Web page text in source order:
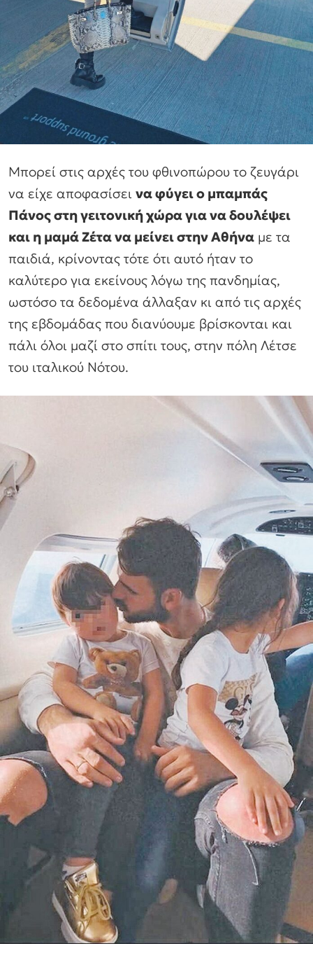
Μπορεί στις αρχές του φθινοπώρου το ζευγάρι
να είχε αποφασίσει να φύγει ο μπαμπάς
Πάνος στη γειτονική χώρα για να δουλέψει
και η μαμά Ζέτα να μείνει στην Αθήνα με τα
παιδιά, κρίνοντας τότε ότι αυτό ήταν το
καλύτερο για εκείνους λόγω της πανδημίας,
ωστόσο τα δεδομένα άλλαξαν κι από τις αρχές
της εβδομάδας που διανύουμε βρίσκονται και
πάλι όλοι μαζί στο σπίτι τους, στην πόλη Λέτσε
του ιταλικού Νότου.